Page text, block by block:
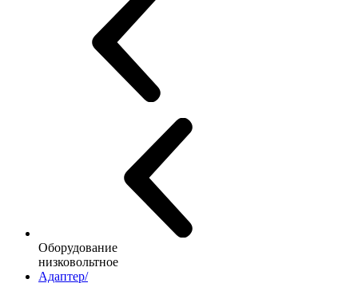
Оборудование
низковольтное
Адаптер/